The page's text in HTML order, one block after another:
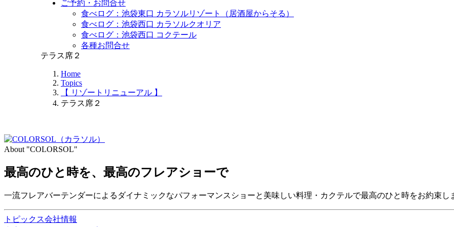
ご予約・お問合せ
食べログ：池袋東口 カラソルリゾート（居酒屋からそる）
食べログ：池袋西口 カラソルクオリア
食べログ：池袋西口 コクテール
各種お問合せ
テラス席２
Home
Topics
【 リゾートリニューアル 】
テラス席２
About "COLORSOL"
最高のひと時を、 最高のフレアショーで
一流フレアバーテンダーによるダイナミックなパフォーマンスショーと美味しい料理・カクテルで最高のひと時をお約束し
トピックス会社情報